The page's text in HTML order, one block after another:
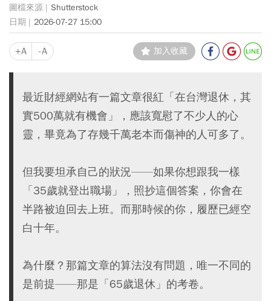
Shutterstock
2026-07-27 15:00
+A -A 加入收藏
最近財經網站有一篇文章很紅「在台灣退休，其
實500萬就有機會」，應該寬慰了不少人的心
靈，畢竟為了存幾千萬老本而傷神的人可多了。
但我要坦承自己的狀況——如果你想跟我一樣
「35歲就登出職場」，照抄這個答案，你會在
半路被迫回去上班。而那時候的你，履歷已經空
白十年。
為什麼？那篇文章的算法沒有問題，唯一不同的
是前提——那是「65歲退休」的考卷。